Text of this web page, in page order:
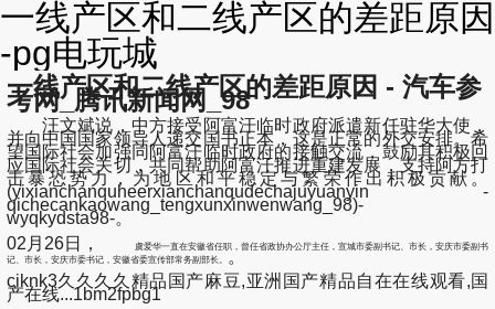
一线产区和二线产区的差距原因
-pg电玩城
一线产区和二线产区的差距原因 - 汽车参
考网_腾讯新闻网_98
汪文斌说，中方接受阿富汗临时政府派遣新任驻华大使，
并向中国国家领导人递交国书正本，这是正常的外交安排。希
望国际社会加强同阿富汗临时政府的接触交流，鼓励其积极回
应国际社会关切，共同帮助阿富汗推进重建发展，支持阿方打
击暴恐势力，为地区和平稳定与繁荣作出积极贡献。
(yixianchanquheerxianchanqudechajuyuanyin -
qichecankaowang_tengxunxinwenwang_98)-
wyqkydsta98-。
02月26日，
虞爱华一直在安徽省任职，曾任省政协办公厅主任，宣城市委副书记、市长，安庆市委副书
记、市长，安庆市委书记，安徽省委宣传部常务副部长。 。
ciknk3久久久久精品国产麻豆,亚洲国产精品自在在线观看,国
产在线...1bm2fpbg1